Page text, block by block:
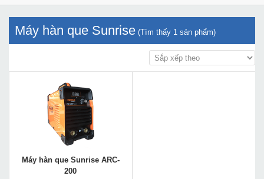
Máy hàn que Sunrise (Tìm thấy 1 sản phẩm)
Máy hàn que Sunrise ARC-
200